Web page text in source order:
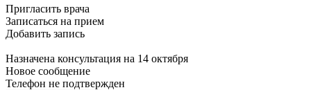
Пригласить врача
Записаться на прием
Добавить запись
Назначена консультация на 14 октября
Новое сообщение
Телефон не подтвержден